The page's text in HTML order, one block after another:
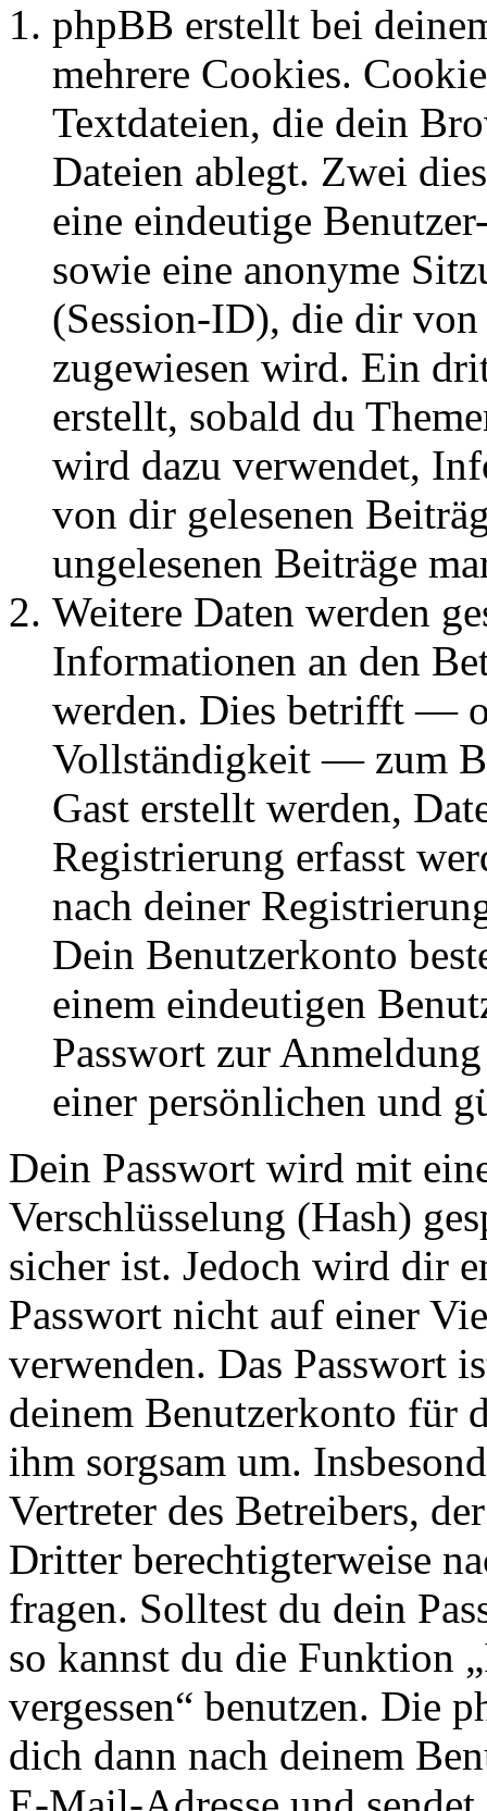
phpBB erstellt bei
mehrere Cookies.
Textdateien, die dein
Dateien ablegt. Zwei
eine eindeutige
sowie eine anonyme
(Session-ID), die dir
zugewiesen wird. Ein
erstellt, sobald du
wird dazu verwendet,
von dir gelesenen
ungelesenen Beiträge
Weitere Daten werden
Informationen an den
werden. Dies betrifft —
Vollständigkeit — zum
Gast erstellt werden,
Registrierung erfasst
nach deiner
Dein Benutzerkonto
einem eindeutigen
Passwort zur
einer persönlichen und
Dein Passwort wird mit
Verschlüsselung (Hash)
sicher ist. Jedoch wird dir
Passwort nicht auf einer
verwenden. Das Passwort
deinem Benutzerkonto für
ihm sorgsam um.
Vertreter des Betreibers,
Dritter berechtigterweise
fragen. Solltest du dein
so kannst du die Funktion
vergessen“ benutzen. Die
dich dann nach deinem